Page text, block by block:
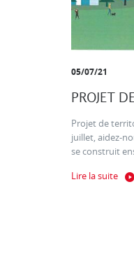
05/07/21
PROJET
Projet de
juillet, aidez-
se construit
Lire la suite